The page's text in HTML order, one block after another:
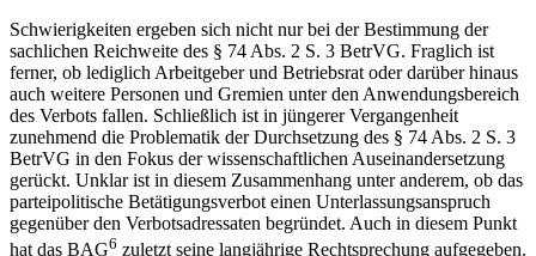
Schwierigkeiten ergeben sich nicht nur bei der Bestimmung der
sachlichen Reichweite des § 74 Abs. 2 S. 3 BetrVG. Fraglich ist
ferner, ob lediglich Arbeitgeber und Betriebsrat oder darüber hinaus
auch weitere Personen und Gremien unter den Anwendungsbereich
des Verbots fallen. Schließlich ist in jüngerer Vergangenheit
zunehmend die Problematik der Durchsetzung des § 74 Abs. 2 S. 3
BetrVG in den Fokus der wissenschaftlichen Auseinandersetzung
gerückt. Unklar ist in diesem Zusammenhang unter anderem, ob das
parteipolitische Betätigungsverbot einen Unterlassungsanspruch
gegenüber den Verbotsadressaten begründet. Auch in diesem Punkt